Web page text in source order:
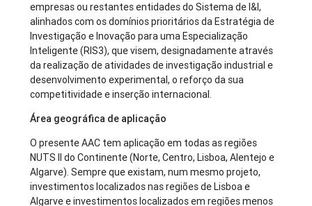
empresas ou restantes entidades do Sistema de I&I,
alinhados com os domínios prioritários da Estratégia de
Investigação e Inovação para uma Especialização
Inteligente (RIS3), que visem, designadamente através
da realização de atividades de investigação industrial e
desenvolvimento experimental, o reforço da sua
competitividade e inserção internacional.
Área geográfica de aplicação
O presente AAC tem aplicação em todas as regiões
NUTS II do Continente (Norte, Centro, Lisboa, Alentejo e
Algarve). Sempre que existam, num mesmo projeto,
investimentos localizados nas regiões de Lisboa e
Algarve e investimentos localizados em regiões menos